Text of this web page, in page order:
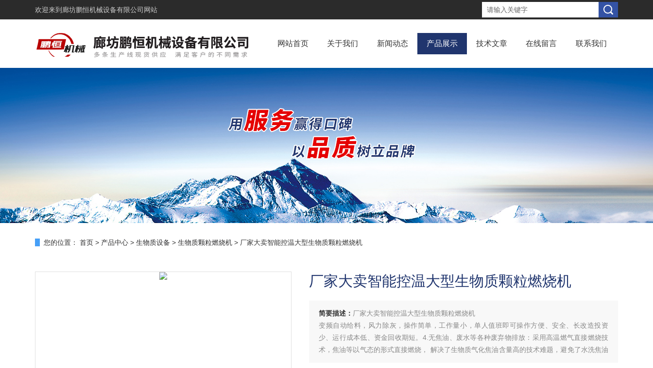
欢迎来到 廊坊鹏恒机械设备有限公司网站
网站首页 关于我们 新闻动态 产品展示 技术文章 在线留言 联系我们
您的位置： 首页 > 产品中心 > 生物质设备 > 生物质颗粒燃烧机 > 厂家大卖智能控温大型生物质颗粒燃烧机
厂家大卖智能控温大型生物质颗粒燃烧机
简要描述： 厂家大卖智能控温大型生物质颗粒燃烧机
变频自动给料，风力除灰，操作简单，工作量小，单人值班即可操作方便、安全、长改造投资
少、运行成本低、资金回收期短。4.无焦油、废水等各种废弃物排放：采用高温燃气直接燃烧技
术，焦油等以气态的形式直接燃烧， 解决了生物质气化焦油含量高的技术难题，避免了水洗焦油